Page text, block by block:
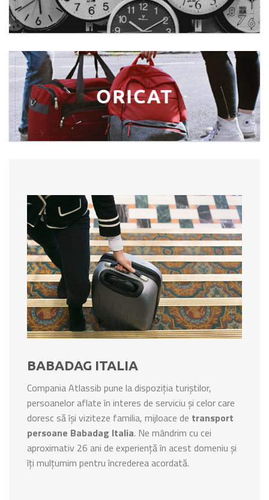
ORICAT
BABADAG ITALIA
Compania Atlassib pune la dispoziția turiștilor,
persoanelor aflate în interes de serviciu și celor care
doresc să își viziteze familia, mijloace de transport
persoane Babadag Italia. Ne mândrim cu cei
aproximativ 26 ani de experiență în acest domeniu și
îți mulțumim pentru încrederea acordată.